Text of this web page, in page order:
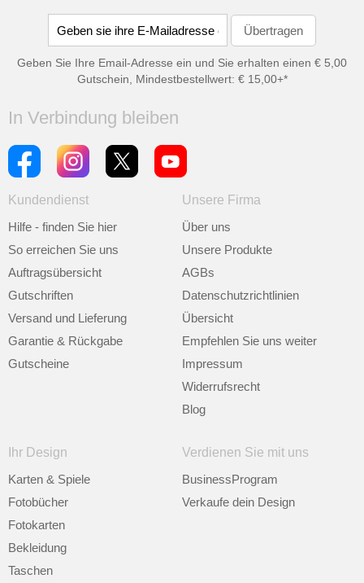
Geben Sie Ihre Email-Adresse ein und Sie erhalten einen € 5,00
Gutschein, Mindestbestellwert: € 15,00+*
In Verbindung bleiben
Kundendienst
Hilfe - finden Sie hier
So erreichen Sie uns
Auftragsübersicht
Gutschriften
Versand und Lieferung
Garantie & Rückgabe
Gutscheine
Unsere Firma
Über uns
Unsere Produkte
AGBs
Datenschutzrichtlinien
Übersicht
Empfehlen Sie uns weiter
Impressum
Widerrufsrecht
Blog
Ihr Design
Karten & Spiele
Fotobücher
Fotokarten
Bekleidung
Taschen
Verdienen Sie mit uns
BusinessProgram
Verkaufe dein Design